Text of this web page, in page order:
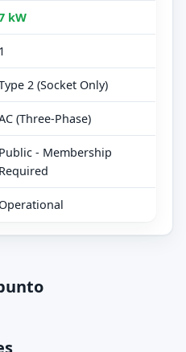
kW
1
2 (Socket Only)
(Three-Phase)
Public - Membership
Required
Operational